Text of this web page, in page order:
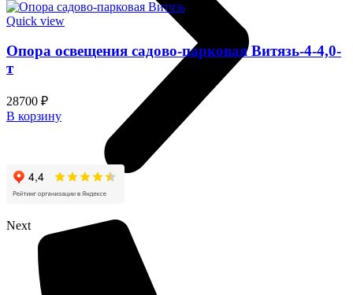
Next
Quick view
Опора освещения садово-парковая Витязь-4-4,0-
т
28700 ₽
В корзину